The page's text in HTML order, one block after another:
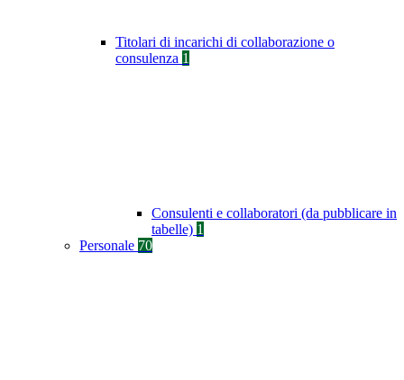
Titolari di incarichi di collaborazione o
consulenza 1
Consulenti e collaboratori (da pubblicare in
tabelle) 1
Personale 70